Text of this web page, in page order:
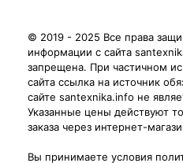
© 2019 - 2025 Все права
информации с сайта
запрещена. При частичном
сайта ссылка на источник
сайте santexnika.info не
Указанные цены действуют
заказа через интернет-
Вы принимаете условия